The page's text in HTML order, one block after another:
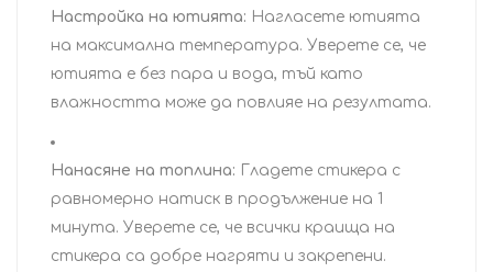
Настройка на ютията: Нагласете ютията
на максимална температура. Уверете се, че
ютията е без пара и вода, тъй като
влажността може да повлияе на резултата.
Нанасяне на топлина: Гладете стикера с
равномерно натиск в продължение на 1
минута. Уверете се, че всички краища на
стикера са добре нагряти и закрепени.